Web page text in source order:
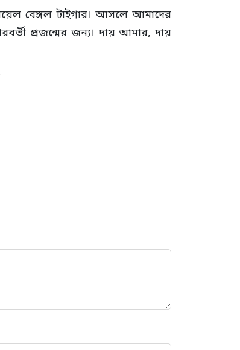
রয়েল বেঙ্গল টাইগার। আসলে আমাদের
প্রজন্মের জন্য। দায় আমার, দায়